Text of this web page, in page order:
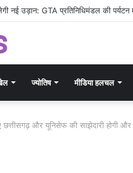
का डंका: TTF 2026 में बिखरी राज्य
ज्योतिष मीडिया हलचल
छत्तीसगढ़ और यूनिसेफ की साझेदारी होगी